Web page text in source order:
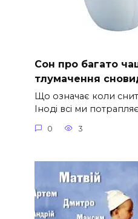
Сон про багато
тлумачення
Що означає коли
Іноді всі ми
0 3